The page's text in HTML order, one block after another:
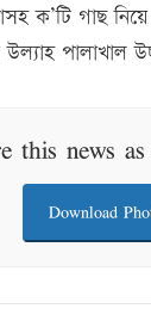
ক’টি গাছ
পালাখাল উচ্চ
this news
Download